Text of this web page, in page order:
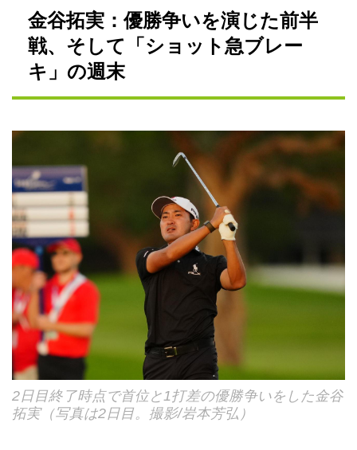
金谷拓実：優勝争いを演じた前半
戦、そして「ショット急ブレー
キ」の週末
2日目終了時点で首位と1打差の優勝争いをした金谷
拓実（写真は2日目。撮影/岩本芳弘）